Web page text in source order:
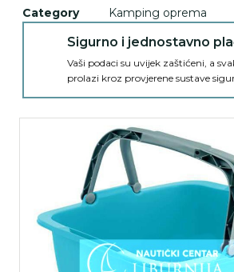
Category
Kamping oprema
Sigurno i jednostavno
Vaši podaci su uvijek zaštićeni, a
prolazi kroz provjerene sustave